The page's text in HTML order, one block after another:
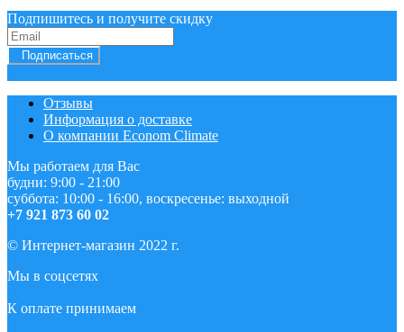
Подпишитесь и получите скидку
Подписаться
Отзывы
Информация о доставке
О компании Econom Climate
Мы работаем для Вас
будни: 9:00 - 21:00
суббота: 10:00 - 16:00, воскресенье: выходной
+7 921 873 60 02
© Интернет-магазин 2022 г.
Мы в соцсетях
К оплате принимаем